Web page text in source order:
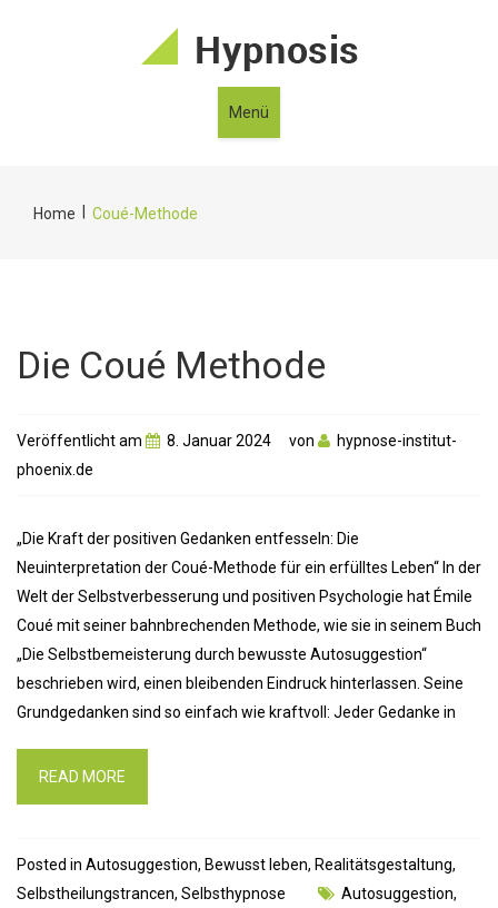
Menü
Home Coué-Methode
Die Coué Methode
Veröffentlicht am 8. Januar 2024 von
hypnose-institut-
phoenix.de
„Die Kraft der positiven Gedanken entfesseln: Die
Neuinterpretation der Coué-Methode für ein erfülltes Leben“ In der
Welt der Selbstverbesserung und positiven Psychologie hat Émile
Coué mit seiner bahnbrechenden Methode, wie sie in seinem Buch
„Die Selbstbemeisterung durch bewusste Autosuggestion“
beschrieben wird, einen bleibenden Eindruck hinterlassen. Seine
Grundgedanken sind so einfach wie kraftvoll: Jeder Gedanke in
READ MORE
Posted in Autosuggestion, Bewusst leben, Realitätsgestaltung,
Selbstheilungstrancen, Selbsthypnose Autosuggestion,